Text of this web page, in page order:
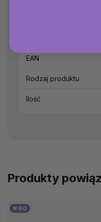
EAN
Rodzaj produktu
Ilość
Produkty
💚 BIO